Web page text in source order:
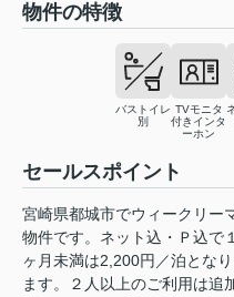
物件の特徴
バストイレ
別
TVモニタ
付きインタ
ーホン
セールスポイント
宮崎県都城市でウィークリー
物件です。ネット込・Ｐ込で
ヶ月未満は2,200円／泊とな
ます。２人以上のご利用は追